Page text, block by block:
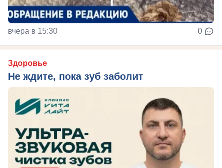
вчера в 15:30 0
Здоровье
Не ждите, пока зуб заболит